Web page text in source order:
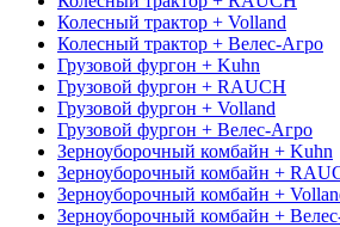
Колесный трактор + Volland
Колесный трактор + Велес-Агро
Грузовой фургон + Kuhn
Грузовой фургон + RAUCH
Грузовой фургон + Volland
Грузовой фургон + Велес-Агро
Зерноуборочный комбайн + Kuhn
Зерноуборочный комбайн +
Зерноуборочный комбайн +
Зерноуборочный комбайн +